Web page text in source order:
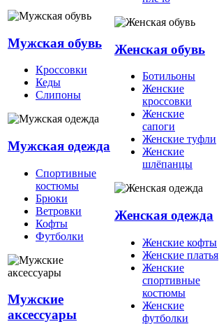
Мужская обувь
Кроссовки
Кеды
Слипоны
Мужская одежда
Спортивные
костюмы
Брюки
Ветровки
Кофты
Футболки
Мужские
аксессуары
Женская обувь
Ботильоны
Женские
кроссовки
Женские
сапоги
Женские туфли
Женские
шлёпанцы
Женская одежда
Женские кофты
Женские платья
Женские
спортивные
костюмы
Женские
футболки